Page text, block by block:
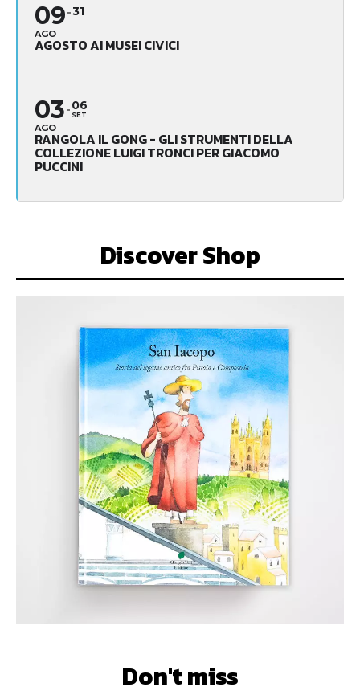
09
AGO
31
AGOSTO AI MUSEI CIVICI
03
AGO
06
SET
RANGOLA IL GONG - GLI STRUMENTI DELLA
COLLEZIONE LUIGI TRONCI PER GIACOMO
PUCCINI
Discover Shop
Don't miss